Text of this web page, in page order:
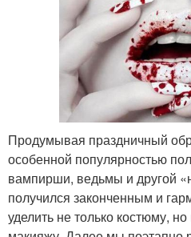
Продумывая праздничный
особенной популярностью
вампирши, ведьмы и другой
получился законченным и
уделить не только костюму,